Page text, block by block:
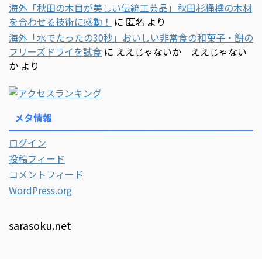
海外「秋田の木目が美しい伝統工芸品」秋田杉桶樽の木材
を合わせる技術に感動！ に 匿名 より
海外「水でたったの30秒」おいしい非常食の和菓子・餅の
フリーズドライを試食 に ええじゃないか ええじゃない
か より
メタ情報
ログイン
投稿フィード
コメントフィード
WordPress.org
sarasoku.net